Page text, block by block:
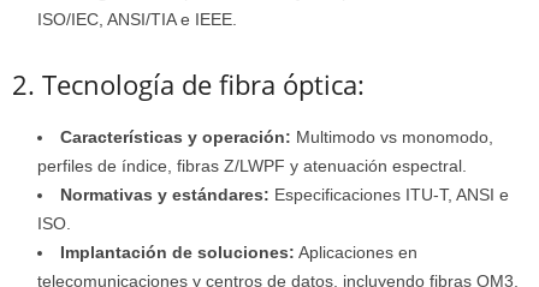
ISO/IEC, ANSI/TIA e IEEE.
2. Tecnología de fibra óptica:
Características y operación: Multimodo vs monomodo,
perfiles de índice, fibras Z/LWPF y atenuación espectral.
Normativas y estándares: Especificaciones ITU-T, ANSI e
ISO.
Implantación de soluciones: Aplicaciones en
telecomunicaciones y centros de datos, incluyendo fibras OM3,